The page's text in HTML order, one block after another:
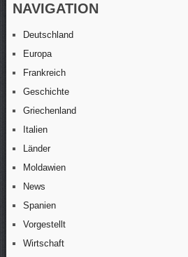
NAVIGATION
Deutschland
Europa
Frankreich
Geschichte
Griechenland
Italien
Länder
Moldawien
News
Spanien
Vorgestellt
Wirtschaft